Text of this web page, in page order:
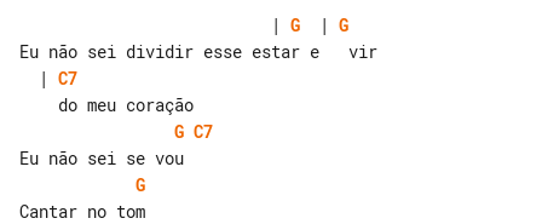
                          |
G
  |
G
  |
C7
G C7
G
Cantar no tom